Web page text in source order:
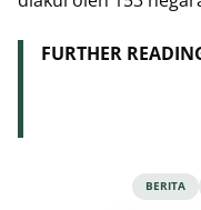
FURTHER
BERITA